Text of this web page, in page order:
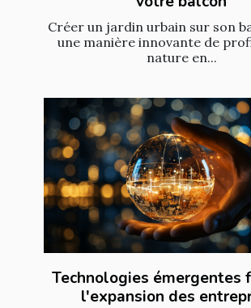
Créer un jardin urbain sur son
une manière innovante de
nature en...
Technologies émergentes
l'expansion des